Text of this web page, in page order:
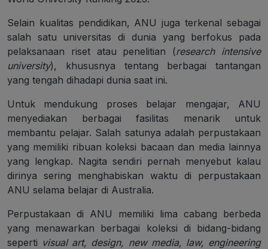
Selain kualitas pendidikan, ANU juga terkenal sebagai
salah satu universitas di dunia yang berfokus pada
pelaksanaan riset atau penelitian (research intensive
university), khususnya tentang berbagai tantangan
yang tengah dihadapi dunia saat ini.
Untuk mendukung proses belajar mengajar, ANU
menyediakan berbagai fasilitas menarik untuk
membantu pelajar. Salah satunya adalah perpustakaan
yang memiliki ribuan koleksi bacaan dan media lainnya
yang lengkap. Nagita sendiri pernah menyebut kalau
dirinya sering menghabiskan waktu di perpustakaan
ANU selama belajar di Australia.
Perpustakaan di ANU memiliki lima cabang berbeda
yang menawarkan berbagai koleksi di bidang-bidang
seperti visual art, design, new media, law, engineering